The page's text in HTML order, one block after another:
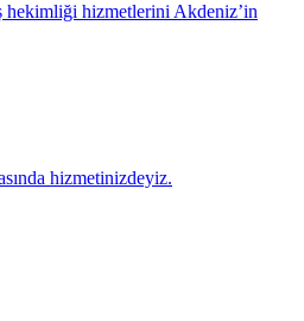
hekimliği hizmetlerini Akdeniz’in
hizmetinizdeyiz.